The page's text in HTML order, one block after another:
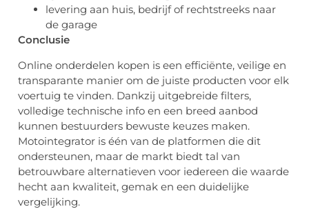
levering aan huis, bedrijf of rechtstreeks naar
de garage
Conclusie
Online onderdelen kopen is een efficiënte, veilige en
transparante manier om de juiste producten voor elk
voertuig te vinden. Dankzij uitgebreide filters,
volledige technische info en een breed aanbod
kunnen bestuurders bewuste keuzes maken.
Motointegrator is één van de platformen die dit
ondersteunen, maar de markt biedt tal van
betrouwbare alternatieven voor iedereen die waarde
hecht aan kwaliteit, gemak en een duidelijke
vergelijking.